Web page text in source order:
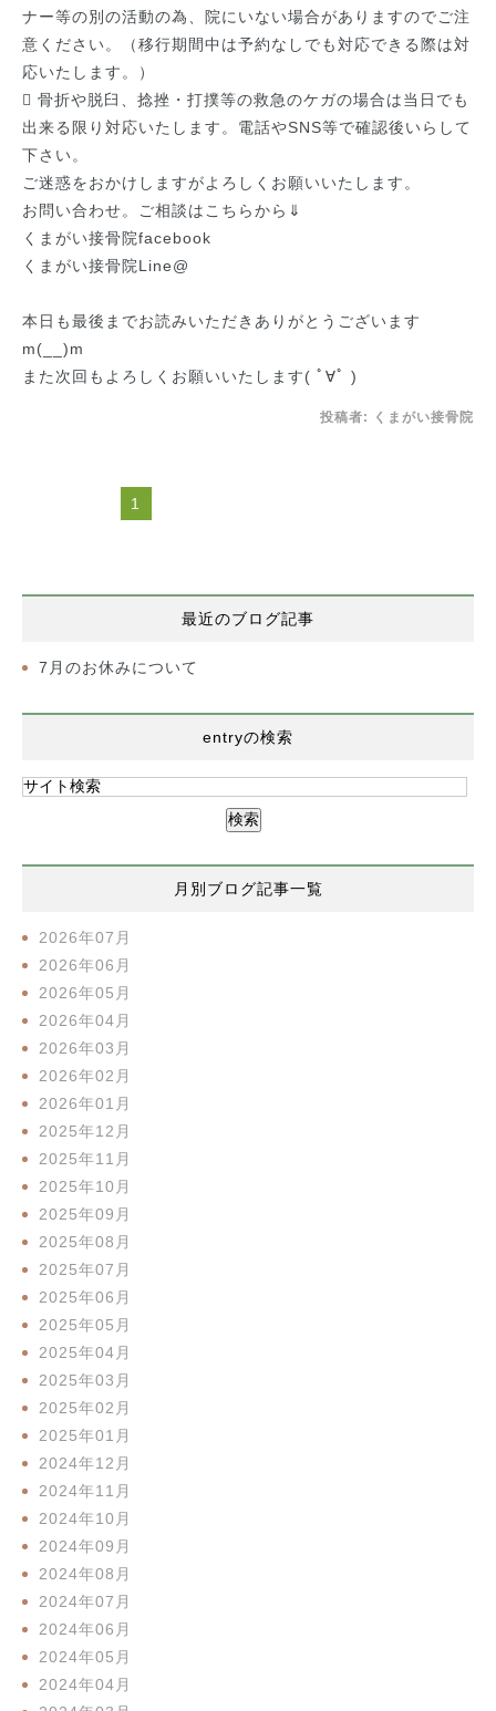
ナー等の別の活動の為、院にいない場合がありますのでご注
意ください。（移行期間中は予約なしでも対応できる際は対
応いたします。）
 骨折や脱臼、捻挫・打撲等の救急のケガの場合は当日でも
出来る限り対応いたします。電話やSNS等で確認後いらして
下さい。
ご迷惑をおかけしますがよろしくお願いいたします。
お問い合わせ。ご相談はこちらから⇓
くまがい接骨院facebook
くまがい接骨院Line@
本日も最後までお読みいただきありがとうございます
m(__)m
また次回もよろしくお願いいたします( ﾟ∀ﾟ )
投稿者: くまがい接骨院
1
最近のブログ記事
7月のお休みについて
entryの検索
月別ブログ記事一覧
2026年07月
2026年06月
2026年05月
2026年04月
2026年03月
2026年02月
2026年01月
2025年12月
2025年11月
2025年10月
2025年09月
2025年08月
2025年07月
2025年06月
2025年05月
2025年04月
2025年03月
2025年02月
2025年01月
2024年12月
2024年11月
2024年10月
2024年09月
2024年08月
2024年07月
2024年06月
2024年05月
2024年04月